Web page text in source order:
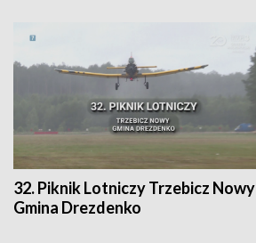
32. Piknik Lotniczy Trzebicz Nowy
Gmina Drezdenko